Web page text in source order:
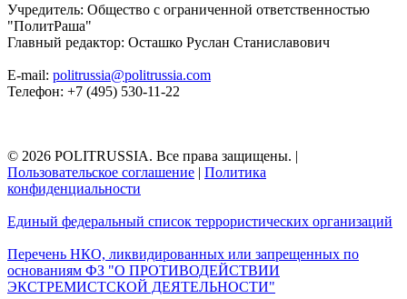
Учредитель: Общество с ограниченной ответственностью
"ПолитРаша"
Главный редактор: Осташко Руслан Станиславович
E-mail: politrussia@politrussia.com
Телефон: +7 (495) 530-11-22
© 2026 POLITRUSSIA. Все права защищены. |
Пользовательское соглашение | Политика
конфиденциальности
Единый федеральный список террористических организаций
Перечень НКО, ликвидированных или запрещенных по
основаниям ФЗ "О ПРОТИВОДЕЙСТВИИ
ЭКСТРЕМИСТСКОЙ ДЕЯТЕЛЬНОСТИ"